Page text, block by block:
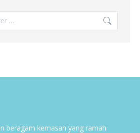
beragam kemasan yang ramah